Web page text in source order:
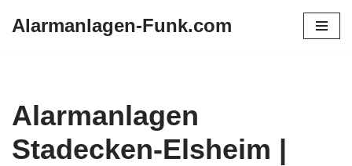
Alarmanlagen-Funk.com
Alarmanlagen
Stadecken-Elsheim |